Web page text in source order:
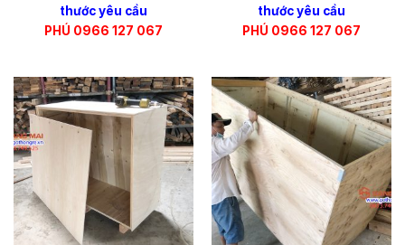
thước yêu cầu
PHÚ 0966 127 067
thước yêu cầu
PHÚ 0966 127 067